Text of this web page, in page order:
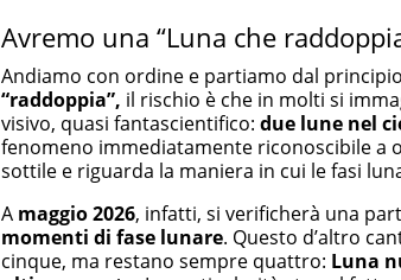
Avremo una “Luna che
Andiamo con ordine e partiamo dal
“raddoppia”, il rischio è che in molti si
visivo, quasi fantascientifico: due lune nel
fenomeno immediatamente riconoscibile a
sottile e riguarda la maniera in cui le fasi
A maggio 2026, infatti, si verificherà una
momenti di fase lunare. Questo d’altro
cinque, ma restano sempre quattro: Luna